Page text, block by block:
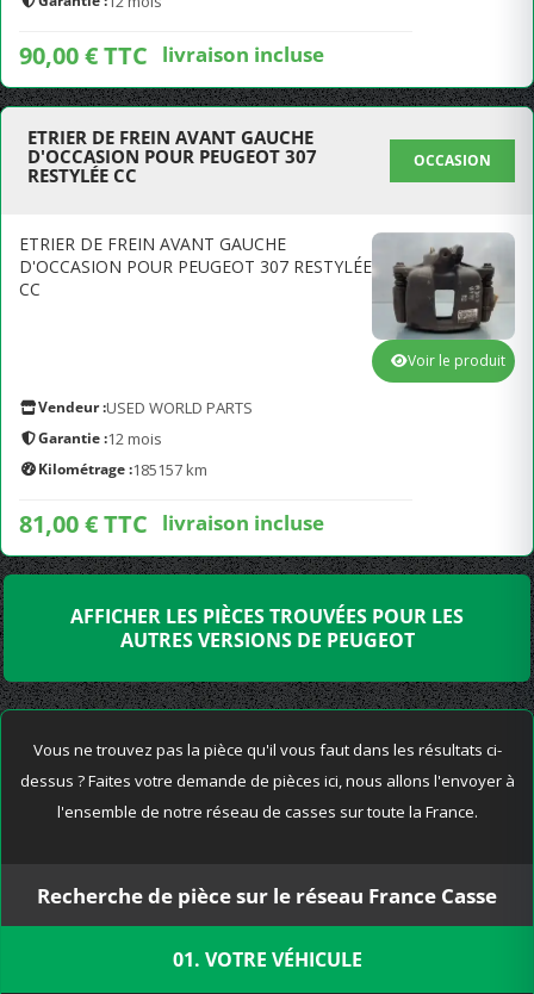
90,00 € TTC livraison incluse
ETRIER DE FREIN AVANT GAUCHE
D'OCCASION POUR PEUGEOT 307
RESTYLÉE CC
OCCASION
ETRIER DE FREIN AVANT GAUCHE
D'OCCASION POUR PEUGEOT 307 RESTYLÉE
CC
Vendeur :USED WORLD PARTS
Garantie :12 mois
Kilométrage :185157 km
81,00 € TTC livraison incluse
Voir le produit
AFFICHER LES PIÈCES TROUVÉES POUR LES
AUTRES VERSIONS DE PEUGEOT
Vous ne trouvez pas la pièce qu'il vous faut dans les résultats ci-
dessus ? Faites votre demande de pièces ici, nous allons l'envoyer à
l'ensemble de notre réseau de casses sur toute la France.
Recherche de pièce sur le réseau France Casse
01. VOTRE VÉHICULE